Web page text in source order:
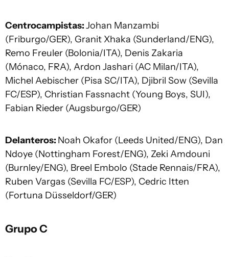
Centrocampistas:Johan Manzambi
(Friburgo/GER), Granit Xhaka (Sunderland/ENG),
Remo Freuler (Bolonia/ITA), Denis Zakaria
(Mónaco, FRA), Ardon Jashari (AC Milan/ITA),
Michel Aebischer (Pisa SC/ITA), Djibril Sow (Sevilla
FC/ESP), Christian Fassnacht (Young Boys, SUI),
Fabian Rieder (Augsburgo/GER)
Delanteros: Noah Okafor (Leeds United/ENG), Dan
Ndoye (Nottingham Forest/ENG), Zeki Amdouni
(Burnley/ENG), Breel Embolo (Stade Rennais/FRA),
Ruben Vargas (Sevilla FC/ESP), Cedric Itten
(Fortuna Düsseldorf/GER)
Grupo C